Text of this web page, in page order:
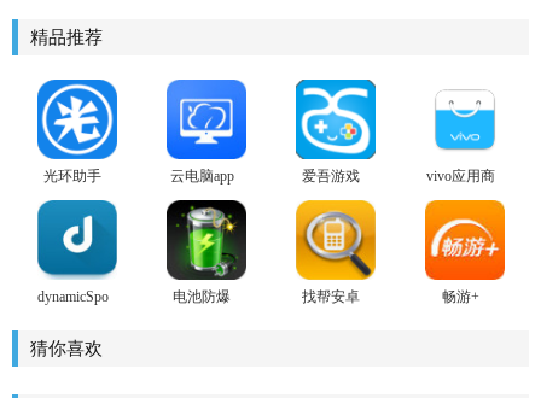
精品推荐
光环助手
2026
云电脑app
爱吾游戏
宝盒安卓
版
vivo应用商
店
dynamicSpot
电池防爆
找帮安卓
畅游+
猜你喜欢